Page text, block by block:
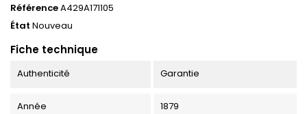
RéférenceA429A171105
État Nouveau
Fiche technique
Authenticité Garantie
Année 1879